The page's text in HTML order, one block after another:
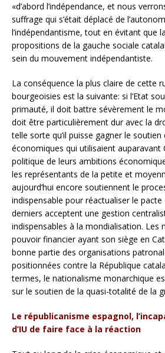
«d’abord l’indépendance, et nous
suffrage qui s’était déplacé de
l’indépendantisme, tout en évitant que
propositions de la gauche sociale
sein du mouvement indépendantiste.
La conséquence la plus claire de cette
bourgeoisies est la suivante: si l’Etat
primauté, il doit battre sévèrement le
doit être particulièrement dur avec la
telle sorte qu’il puisse gagner le soutien
économiques qui utilisaient auparavant
politique de leurs ambitions
les représentants de la petite et
aujourd’hui encore soutiennent le
indispensable pour réactualiser le pacte
derniers acceptent une gestion
indispensables à la mondialisation. Les
pouvoir financier ayant son siège en
bonne partie des organisations
positionnées contre la République
termes, le nationalisme monarchique
sur le soutien de la quasi-totalité de la
Le républicanisme espagnol,
d’IU de faire face à la réaction